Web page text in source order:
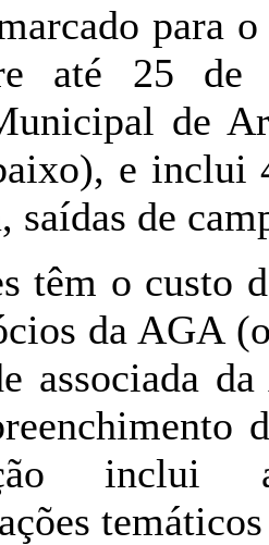
para
até 25 de
de
e inclui
saídas de
têm o custo
da AGA
associada
inclui